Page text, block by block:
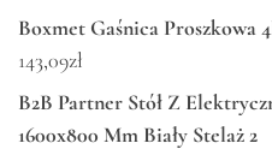
Boxmet Gaśnica Proszkowa
143,09zł
B2B Partner Stół Z
1600x800 Mm Biały Stelaż 2